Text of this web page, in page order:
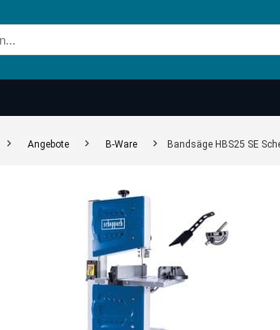
Angebote B-Ware Bandsäge HBS25 SE